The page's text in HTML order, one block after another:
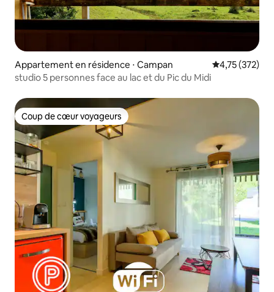
Appartement en résidence ⋅ Campan Évaluation
4,75 (372)
studio 5 personnes face au lac et du Pic du Midi
Coup de cœur voyageurs
Coup de cœur voyageurs